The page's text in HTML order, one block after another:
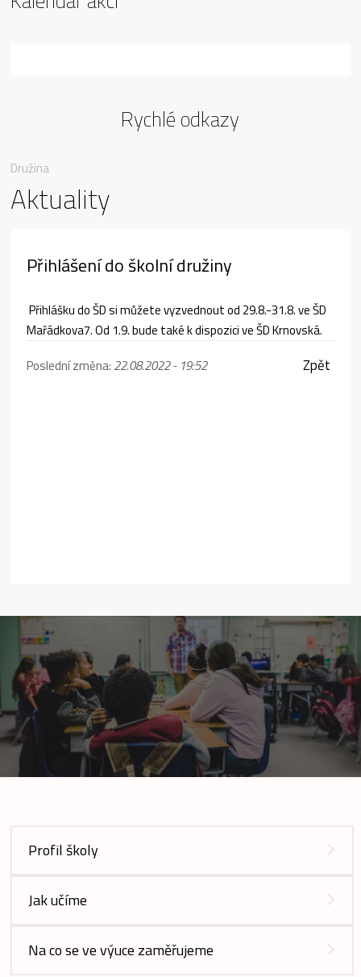
Družina
Aktuality
Přihlášení do školní družiny
Přihlášku do ŠD si můžete vyzvednout od 29.8.-31.8. ve ŠD
Mařádkova7. Od 1.9. bude také k dispozici ve ŠD Krnovská.
Poslední změna: 22.08.2022 - 19:52 Zpět
Rychlé odkazy
Profil školy
Jak učíme
Na co se ve výuce zaměřujeme